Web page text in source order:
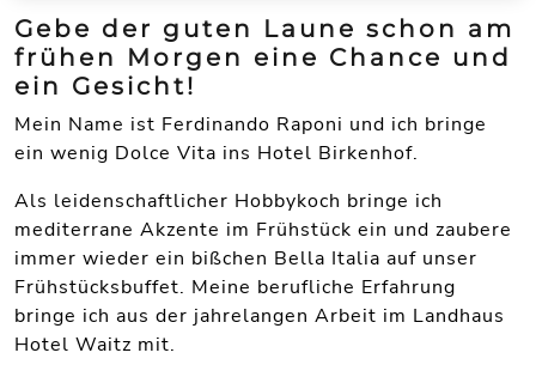
Gebe der guten Laune schon am
frühen Morgen eine Chance und
ein Gesicht!
Mein Name ist Ferdinando Raponi und ich bringe
ein wenig Dolce Vita ins Hotel Birkenhof.
Als leidenschaftlicher Hobbykoch bringe ich
mediterrane Akzente im Frühstück ein und zaubere
immer wieder ein bißchen Bella Italia auf unser
Frühstücksbuffet. Meine berufliche Erfahrung
bringe ich aus der jahrelangen Arbeit im Landhaus
Hotel Waitz mit.